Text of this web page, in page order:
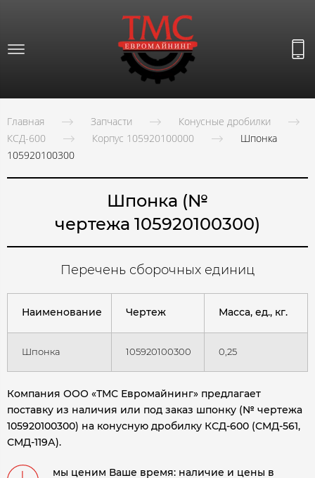
Главная Запчасти
Конусные дробилки
КСД-600
Корпус 105920100000
Шпонка
105920100300
Шпонка (№
чертежа 105920100300)
Перечень сборочных единиц
Наименование Чертеж Масса, ед., кг.
Шпонка 105920100300 0,25
Компания ООО «ТМС Евромайнинг» предлагает
поставку из наличия или под заказ шпонку (№ чертежа
105920100300) на конусную дробилку КСД-600 (СМД-561,
СМД-119А).
мы ценим Ваше время: наличие и цены в